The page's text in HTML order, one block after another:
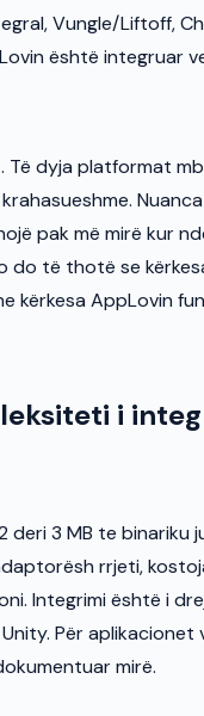
Vungle/Liftoff,
është integruar
Të dyja platformat
pak më mirë kur
të thotë se
kërkesa AppLovin
i
deri 3 MB te binariku
rrjeti,
Integrimi është i
Për aplikacionet
mirë.